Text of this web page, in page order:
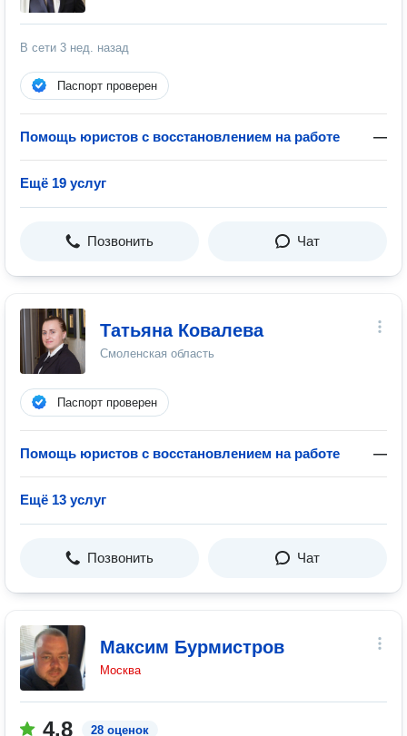
В сети 3 нед. назад
Паспорт проверен
Помощь юристов с восстановлением на работе —
Ещё 19 услуг
Позвонить Чат
Татьяна Ковалева
Смоленская область
Паспорт проверен
Помощь юристов с восстановлением на работе —
Ещё 13 услуг
Позвонить Чат
Максим Бурмистров
Москва
4.8 28 оценок